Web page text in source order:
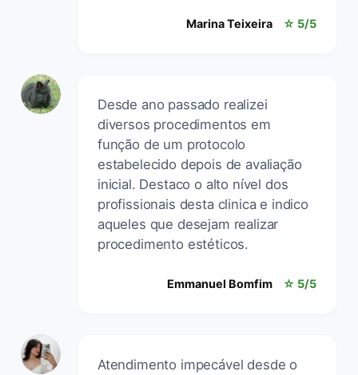
Marina Teixeira ☆ 5/5
Desde ano passado realizei
diversos procedimentos em
função de um protocolo
estabelecido depois de avaliação
inicial. Destaco o alto nível dos
profissionais desta clinica e indico
aqueles que desejam realizar
procedimento estéticos.
Emmanuel Bomfim ☆ 5/5
Atendimento impecável desde o